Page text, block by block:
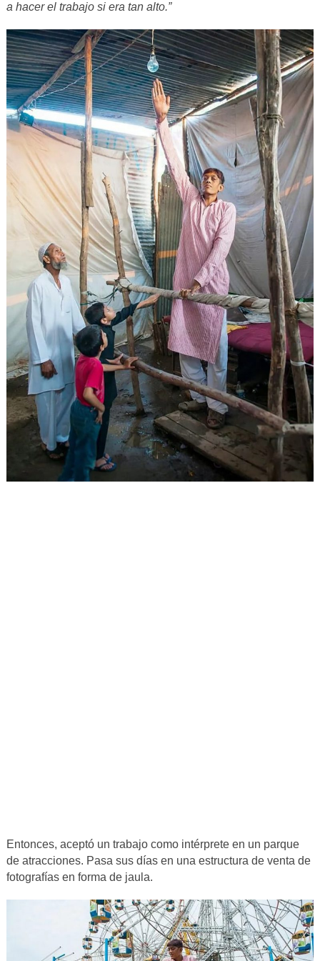
a hacer el trabajo si era tan alto.”
Entonces, aceptó un trabajo como intérprete en un parque
de atracciones. Pasa sus días en una estructura de venta de
fotografías en forma de jaula.